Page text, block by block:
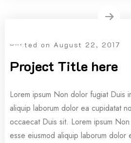
Posted on August 22, 2017
Project Title here
Lorem ipsum Non dolor fugiat Duis
aliquip laborum dolor ea cupidatat
occaecat Duis sit. Lorem ipsum
esse eiusmod aliquip laborum dolor